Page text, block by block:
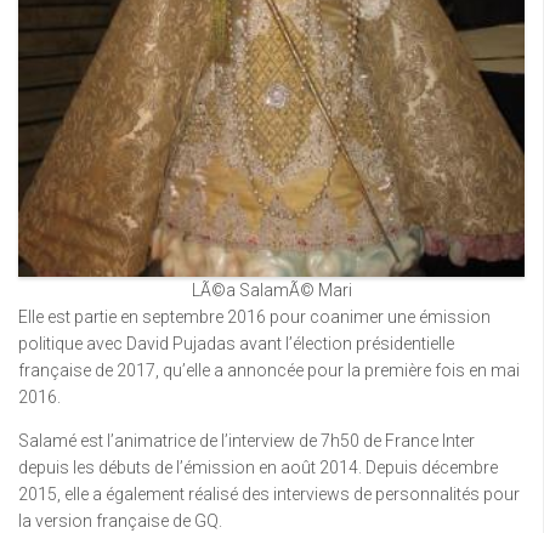
LÃ©a SalamÃ© Mari
Elle est partie en septembre 2016 pour coanimer une émission
politique avec David Pujadas avant l’élection présidentielle
française de 2017, qu’elle a annoncée pour la première fois en mai
2016.
Salamé est l’animatrice de l’interview de 7h50 de France Inter
depuis les débuts de l’émission en août 2014. Depuis décembre
2015, elle a également réalisé des interviews de personnalités pour
la version française de GQ.